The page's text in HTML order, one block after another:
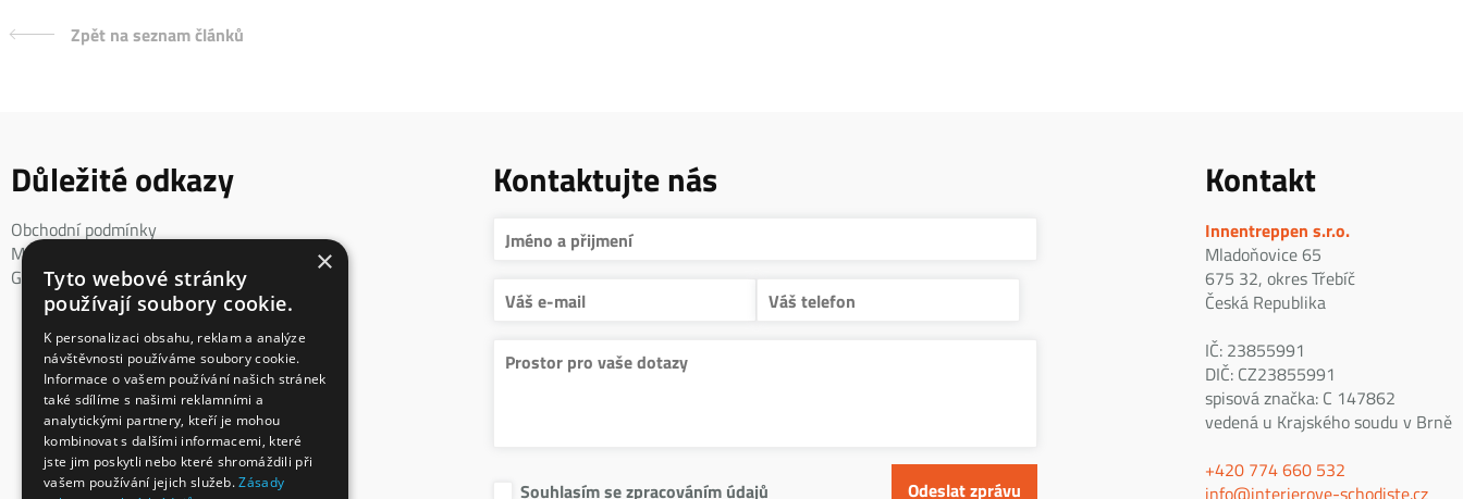
Zpět na seznam článků
Důležité odkazy
Obchodní podmínky
Mimosoudní řešení spotřebitelského sporu
GDPR
Kontaktujte nás
Souhlasím se zpracováním údajů
Kontakt
Innentreppen s.r.o.
Mladoňovice 65
675 32, okres Třebíč
Česká Republika
IČ: 23855991
DIČ: CZ23855991
spisová značka: C 147862
vedená u Krajského soudu v Brně
+420 774 660 532
info@interierove-schodiste.cz
×
Tyto webové stránky
používají soubory cookie.
K personalizaci obsahu, reklam a analýze
návštěvnosti používáme soubory cookie.
Informace o vašem používání našich stránek
také sdílíme s našimi reklamními a
analytickými partnery, kteří je mohou
kombinovat s dalšími informacemi, které
jste jim poskytli nebo které shromáždili při
vašem používání jejich služeb.Zásady